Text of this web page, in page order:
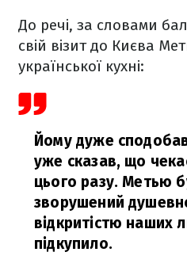
До речі, за словами
свій візит до Києва
української кухні:
Йому дуже
уже сказав, що
цього разу. Метью
зворушений
відкритістю наших
підкупило.